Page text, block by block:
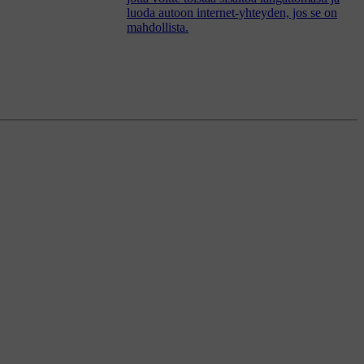
luoda autoon internet-yhteyden, jos se on
mahdollista.